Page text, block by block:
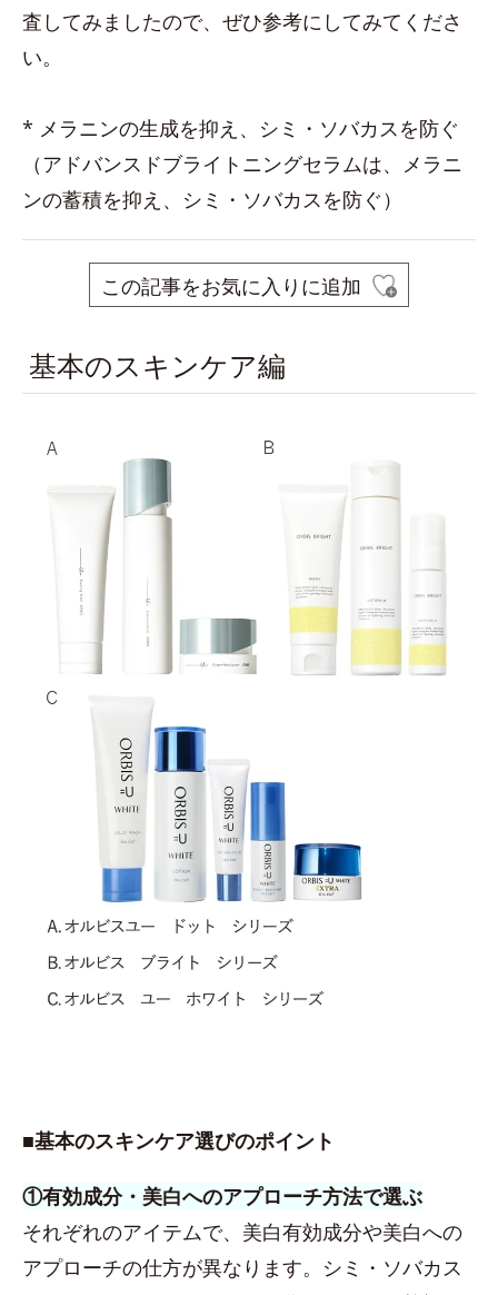
査してみましたので、ぜひ参考にしてみてくださ
い。
* メラニンの生成を抑え、シミ・ソバカスを防ぐ
（アドバンスドブライトニングセラムは、メラニ
ンの蓄積を抑え、シミ・ソバカスを防ぐ）
この記事をお気に入りに追加
基本のスキンケア編
■基本のスキンケア選びのポイント
①有効成分・美白へのアプローチ方法で選ぶ
それぞれのアイテムで、美白有効成分や美白への
アプローチの仕方が異なります。シミ・ソバカス